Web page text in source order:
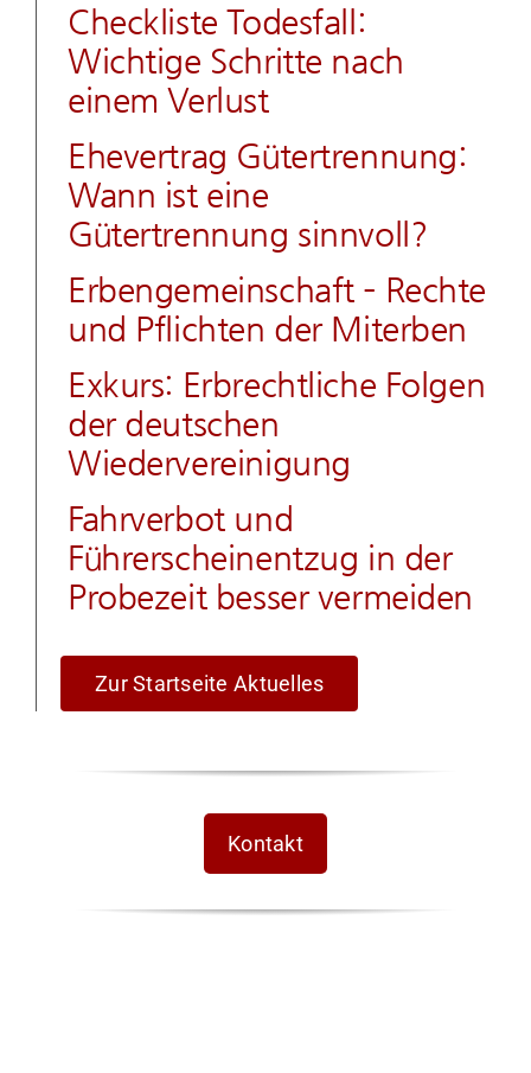
Checkliste Todesfall:
Wichtige Schritte nach
einem Verlust
Ehevertrag Gütertrennung:
Wann ist eine
Gütertrennung sinnvoll?
Erbengemeinschaft – Rechte
und Pflichten der Miterben
Exkurs: Erbrechtliche Folgen
der deutschen
Wiedervereinigung
Fahrverbot und
Führerscheinentzug in der
Probezeit besser vermeiden
Zur Startseite Aktuelles
Kontakt